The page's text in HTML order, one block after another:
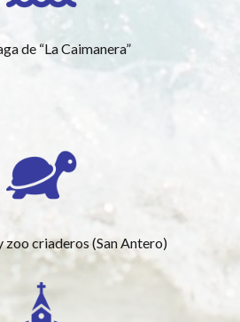
de “La Caimanera”
zoo criaderos (San Antero)